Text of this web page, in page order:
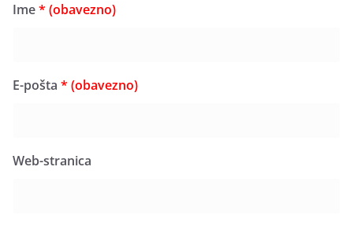
Ime* (obavezno)
E-pošta * (obavezno)
Web-stranica